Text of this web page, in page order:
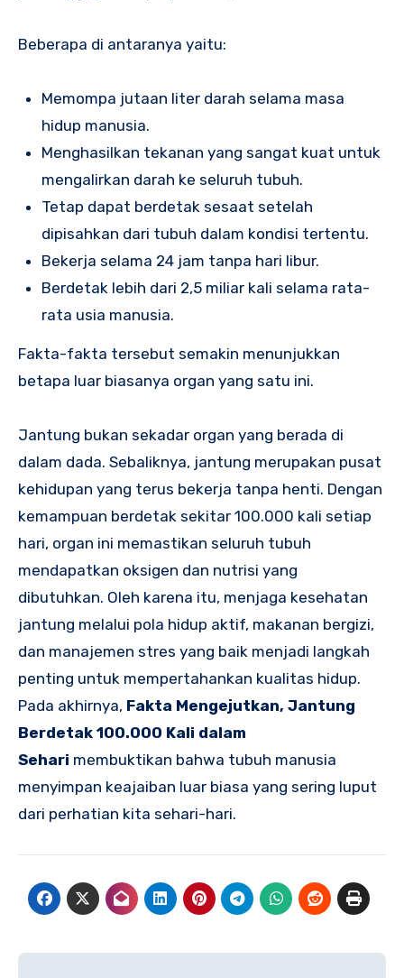
Beberapa di antaranya yaitu:
Memompa jutaan liter darah selama masa
hidup manusia.
Menghasilkan tekanan yang sangat kuat untuk
mengalirkan darah ke seluruh tubuh.
Tetap dapat berdetak sesaat setelah
dipisahkan dari tubuh dalam kondisi tertentu.
Bekerja selama 24 jam tanpa hari libur.
Berdetak lebih dari 2,5 miliar kali selama rata-
rata usia manusia.
Fakta-fakta tersebut semakin menunjukkan
betapa luar biasanya organ yang satu ini.
Jantung bukan sekadar organ yang berada di
dalam dada. Sebaliknya, jantung merupakan pusat
kehidupan yang terus bekerja tanpa henti. Dengan
kemampuan berdetak sekitar 100.000 kali setiap
hari, organ ini memastikan seluruh tubuh
mendapatkan oksigen dan nutrisi yang
dibutuhkan. Oleh karena itu, menjaga kesehatan
jantung melalui pola hidup aktif, makanan bergizi,
dan manajemen stres yang baik menjadi langkah
penting untuk mempertahankan kualitas hidup.
Pada akhirnya, Fakta Mengejutkan, Jantung
Berdetak 100.000 Kali dalam
Sehari membuktikan bahwa tubuh manusia
menyimpan keajaiban luar biasa yang sering luput
dari perhatian kita sehari-hari.